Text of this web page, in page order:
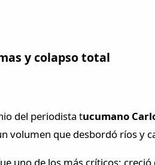
y colapso total
del periodista tucumano
volumen que desbordó ríos y